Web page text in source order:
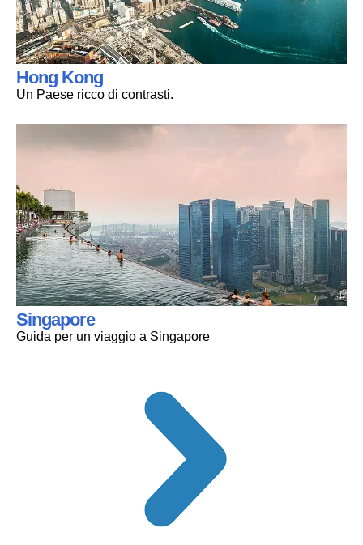
Hong Kong
Un Paese ricco di contrasti.
Singapore
Guida per un viaggio a Singapore